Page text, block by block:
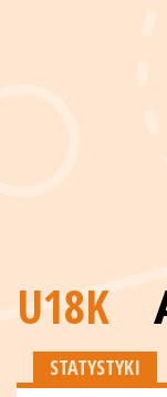
U18K
STATYSTYKI